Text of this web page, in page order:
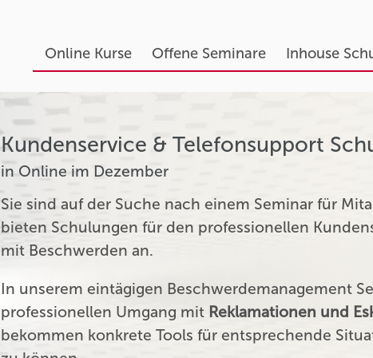
Online Kurse Offene Seminare Inhouse
Kundenservice & Telefonsupport
in Online im Dezember
Sie sind auf der Suche nach einem Seminar für
bieten Schulungen für den professionellen
mit Beschwerden an.
In unserem eintägigen Beschwerdemanagement
professionellen Umgang mit Reklamationen und
bekommen konkrete Tools für entsprechende